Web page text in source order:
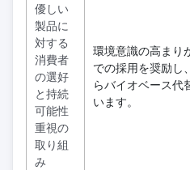
優しい
製品に
対する
消費者
の選好
と持続
可能性
重視の
取り組
み
環境意識の高まり
での採用を奨励し
らバイオベース代
います。